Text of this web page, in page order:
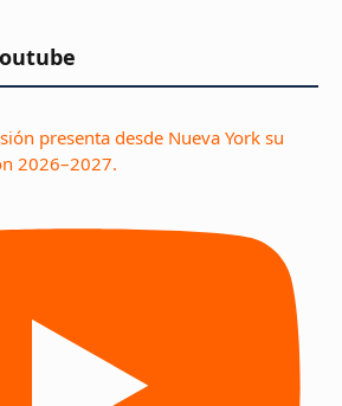
presenta desde Nueva York su
2026–2027.